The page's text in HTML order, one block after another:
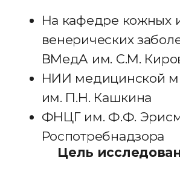
Технические
характеристики